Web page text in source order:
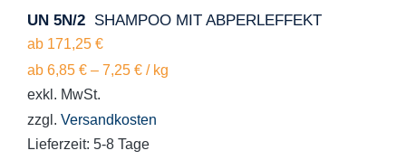
UN 5N/2 SHAMPOO MIT ABPERLEFFEKT
ab 171,25 €
ab 6,85 €– 7,25 €/ kg
exkl. MwSt.
zzgl. Versandkosten
Lieferzeit: 5-8 Tage